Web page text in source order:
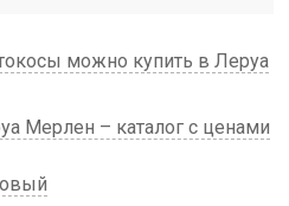
можно купить в Леруа
Мерлен – каталог с ценами